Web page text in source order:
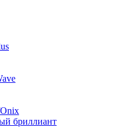
бриллиант